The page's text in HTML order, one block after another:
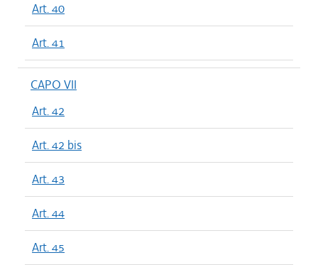
Art. 40
Art. 41
CAPO VII
Art. 42
Art. 42 bis
Art. 43
Art. 44
Art. 45